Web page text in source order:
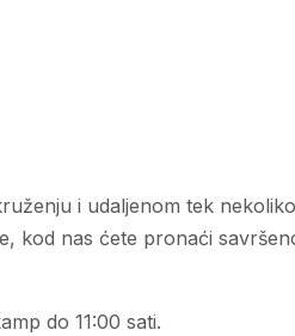
i udaljenom tek
kod nas ćete pronaći
do 11:00 sati.